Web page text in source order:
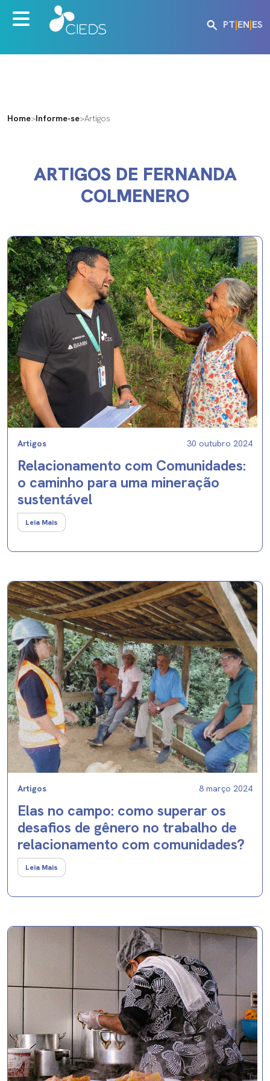
PT|EN|ES
Home>Informe-se>Artigos
ARTIGOS DE FERNANDA
COLMENERO
Artigos 30 outubro 2024
Relacionamento com Comunidades:
o caminho para uma mineração
sustentável
Leia Mais
Artigos 8 março 2024
Elas no campo: como superar os
desafios de gênero no trabalho de
relacionamento com comunidades?
Leia Mais